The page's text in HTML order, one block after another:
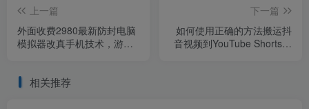
上一篇
外面收费2980最新防封电脑
模拟器改真手机技术，游戏
下一篇
如何使用正确的方法搬运抖
音视频到YouTube Shorts，
相关推荐